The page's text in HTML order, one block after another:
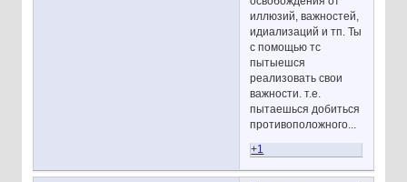
иллюзий, важностей,
идиализаций и тп. Ты
с помощью тс
пытыешся
реализовать свои
важности. т.е.
пытаешься добиться
противоположного...
+1